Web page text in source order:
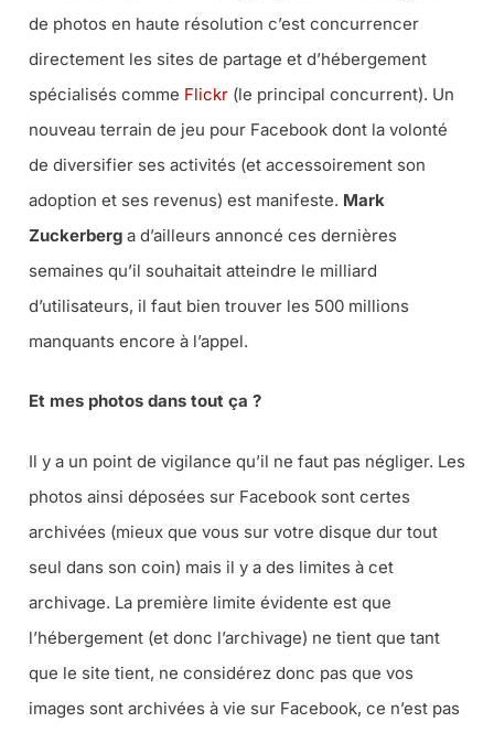
de photos en haute résolution c’est concurrencer
directement les sites de partage et d’hébergement
spécialisés comme Flickr (le principal concurrent). Un
nouveau terrain de jeu pour Facebook dont la volonté
de diversifier ses activités (et accessoirement son
adoption et ses revenus) est manifeste. Mark
Zuckerberg a d’ailleurs annoncé ces dernières
semaines qu’il souhaitait atteindre le milliard
d’utilisateurs, il faut bien trouver les 500 millions
manquants encore à l’appel.
Et mes photos dans tout ça ?
Il y a un point de vigilance qu’il ne faut pas négliger. Les
photos ainsi déposées sur Facebook sont certes
archivées (mieux que vous sur votre disque dur tout
seul dans son coin) mais il y a des limites à cet
archivage. La première limite évidente est que
l’hébergement (et donc l’archivage) ne tient que tant
que le site tient, ne considérez donc pas que vos
images sont archivées à vie sur Facebook, ce n’est pas